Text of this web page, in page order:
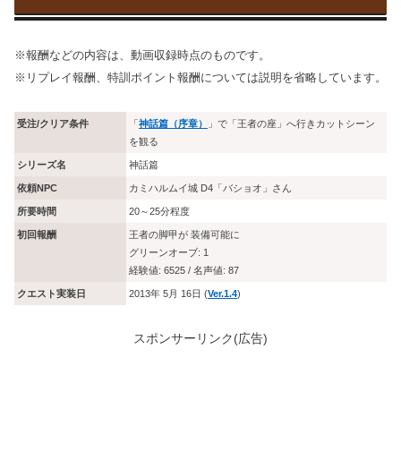
※報酬などの内容は、動画収録時点のものです。
※リプレイ報酬、特訓ポイント報酬については説明を省略しています。
受注/クリア条件 「神話篇（序章）
」で「王者の座」へ行きカットシーン
を観る
シリーズ名 神話篇
依頼NPC カミハルムイ城 D4「バショオ」さん
所要時間 20～25分程度
初回報酬
王者の脚甲が 装備可能に
グリーンオーブ: 1
経験値: 6525 / 名声値: 87
クエスト実装日 2013年 5月 16日 (Ver.1.4)
スポンサーリンク(広告)